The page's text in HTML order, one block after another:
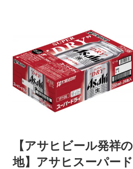
【アサヒビール発祥の
地】アサヒスーパード